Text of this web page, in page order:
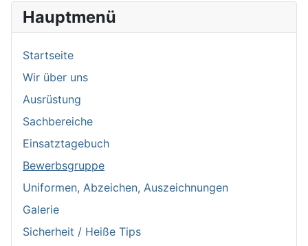
Hauptmenü
Startseite
Wir über uns
Ausrüstung
Sachbereiche
Einsatztagebuch
Bewerbsgruppe
Uniformen, Abzeichen, Auszeichnungen
Galerie
Sicherheit / Heiße Tips